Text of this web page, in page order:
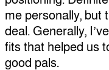
me personally, but
deal. Generally,
fits that helped us
good pals.